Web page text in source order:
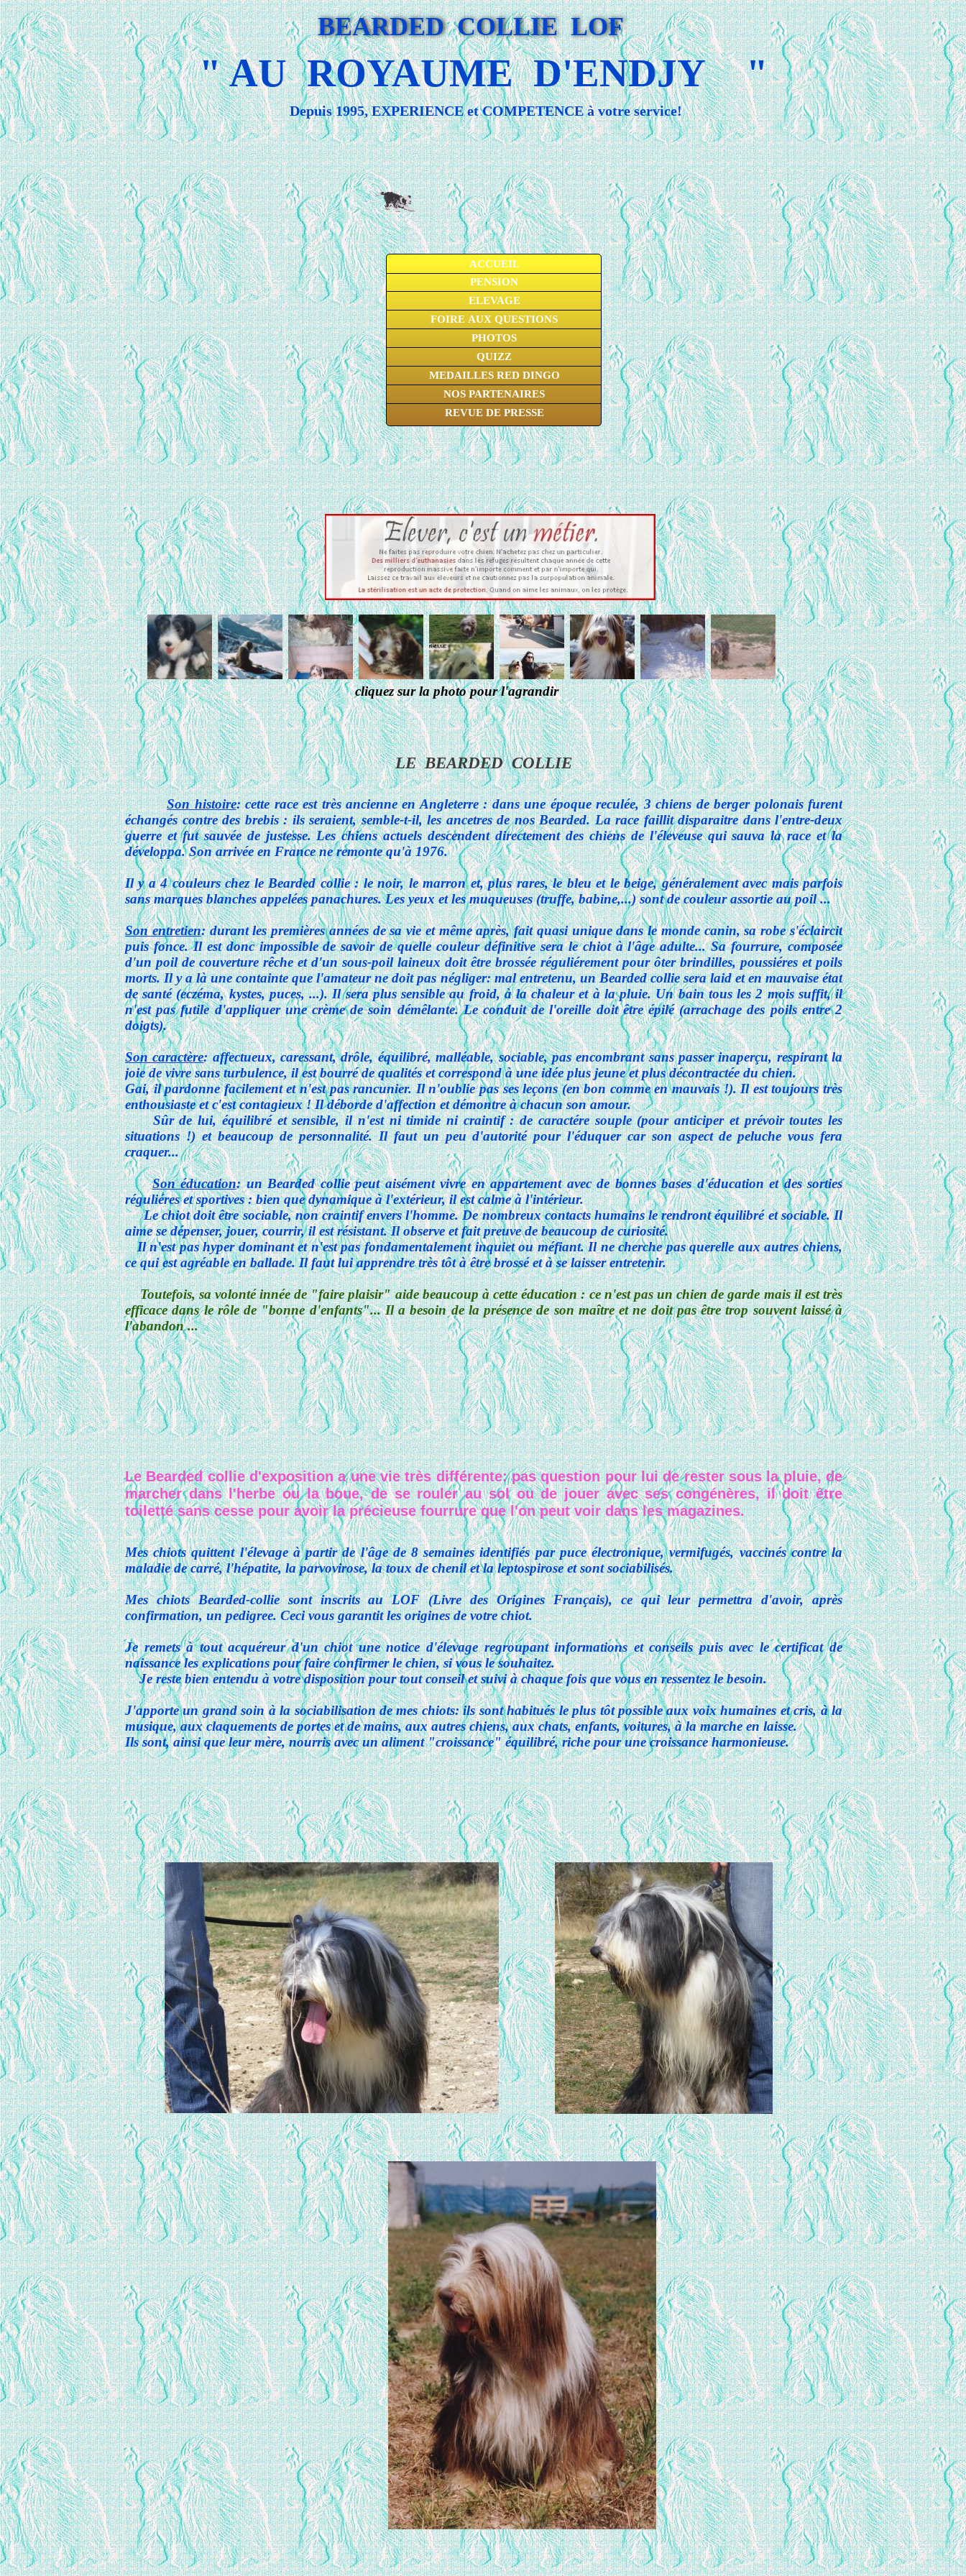
cliquez sur la photo pour l'agrandir
ACCUEIL
PENSION
ELEVAGE
FOIRE AUX QUESTIONS
PHOTOS
QUIZZ
MEDAILLES RED DINGO
NOS PARTENAIRES
REVUE DE PRESSE
Mes chiots quittent l'élevage à partir de l'âge de 8 semaines identifiés par puce électronique, vermifugés, vaccinés contre la
maladie de carré, l'hépatite, la parvovirose, la toux de chenil et la leptospirose et sont sociabilisés.
Mes chiots Bearded-collie sont inscrits au LOF (Livre des Origines Français), ce qui leur permettra d'avoir, après
confirmation, un pedigree. Ceci vous garantit les origines de votre chiot.
Je remets à tout acquéreur d'un chiot une notice d'élevage regroupant informations et conseils puis avec le certificat de
naissance les explications pour faire confirmer le chien, si vous le souhaitez.
Je reste bien entendu à votre disposition pour tout conseil et suivi à chaque fois que vous en ressentez le besoin.
J'apporte un grand soin à la sociabilisation de mes chiots: ils sont habitués le plus tôt possible aux voix humaines et cris, à la
musique, aux claquements de portes et de mains, aux autres chiens, aux chats, enfants, voitures, à la marche en laisse.
Ils sont, ainsi que leur mère, nourris avec un aliment "croissance" équilibré, riche pour une croissance harmonieuse.
Le Bearded collie d'exposition a une vie très différente: pas question pour lui de rester sous la pluie, de
marcher dans l'herbe ou la boue, de se rouler au sol ou de jouer avec ses congénères, il doit être
toiletté sans cesse pour avoir la précieuse fourrure que l'on peut voir dans les magazines.
Son histoire: cette race est très ancienne en Angleterre : dans une époque reculée, 3 chiens de berger polonais furent
échangés contre des brebis : ils seraient, semble-t-il, les ancetres de nos Bearded. La race faillit disparaitre dans l'entre-deux
guerre et fut sauvée de justesse. Les chiens actuels descendent directement des chiens de l'éleveuse qui sauva la race et la
développa. Son arrivée en France ne remonte qu'à 1976.
Il y a 4 couleurs chez le Bearded collie : le noir, le marron et, plus rares, le bleu et le beige, généralement avec mais parfois
sans marques blanches appelées panachures. Les yeux et les muqueuses (truffe, babine,...) sont de couleur assortie au poil ...
Son entretien: durant les premières années de sa vie et même après, fait quasi unique dans le monde canin, sa robe s'éclaircit
puis fonce. Il est donc impossible de savoir de quelle couleur définitive sera le chiot à l'âge adulte... Sa fourrure, composée
d'un poil de couverture rêche et d'un sous-poil laineux doit être brossée réguliérement pour ôter brindilles, poussiéres et poils
morts. Il y a là une containte que l'amateur ne doit pas négliger: mal entretenu, un Bearded collie sera laid et en mauvaise état
de santé (eczéma, kystes, puces, ...). Il sera plus sensible au froid, à la chaleur et à la pluie. Un bain tous les 2 mois suffit, il
n'est pas futile d'appliquer une crème de soin démêlante. Le conduit de l'oreille doit être épilé (arrachage des poils entre 2
doigts).
Son caractère: affectueux, caressant, drôle, équilibré, malléable, sociable, pas encombrant sans passer inaperçu, respirant la
joie de vivre sans turbulence, il est bourré de qualités et correspond à une idée plus jeune et plus décontractée du chien.
Gai, il pardonne facilement et n'est pas rancunier. Il n'oublie pas ses leçons (en bon comme en mauvais !). Il est toujours très
enthousiaste et c'est contagieux ! Il déborde d'affection et démontre à chacun son amour.
Sûr de lui, équilibré et sensible, il n'est ni timide ni craintif : de caractére souple (pour anticiper et prévoir toutes les
situations !) et beaucoup de personnalité. Il faut un peu d'autorité pour l'éduquer car son aspect de peluche vous fera
craquer...
Son éducation: un Bearded collie peut aisément vivre en appartement avec de bonnes bases d'éducation et des sorties
réguliéres et sportives : bien que dynamique à l'extérieur, il est calme à l'intérieur.
Le chiot doit être sociable, non craintif envers l'homme. De nombreux contacts humains le rendront équilibré et sociable. Il
aime se dépenser, jouer, courrir, il est résistant. Il observe et fait preuve de beaucoup de curiosité.
Il n'est pas hyper dominant et n'est pas fondamentalement inquiet ou méfiant. Il ne cherche pas querelle aux autres chiens,
ce qui est agréable en ballade. Il faut lui apprendre très tôt à être brossé et à se laisser entretenir.
Toutefois, sa volonté innée de "faire plaisir" aide beaucoup à cette éducation : ce n'est pas un chien de garde mais il est très
efficace dans le rôle de "bonne d'enfants"... Il a besoin de la présence de son maître et ne doit pas être trop souvent laissé à
l'abandon ...
LE BEARDED COLLIE
Depuis 1995, EXPERIENCE et COMPETENCE à votre service!
" AU ROYAUME D'ENDJY "
BEARDED COLLIE LOF